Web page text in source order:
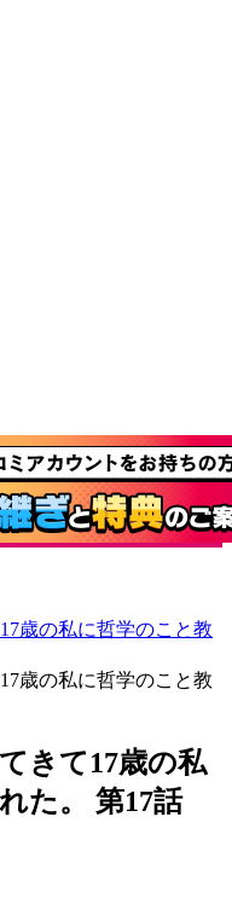
歳の私に哲学のこと教
歳の私に哲学のこと教
きて17歳の私
た。 第17話